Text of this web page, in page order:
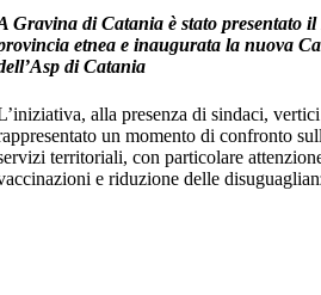
Gravina di Catania è stato presentato
etnea e inaugurata la nuova
di Catania
alla presenza di sindaci,
un momento di confronto
territoriali, con particolare
e riduzione delle